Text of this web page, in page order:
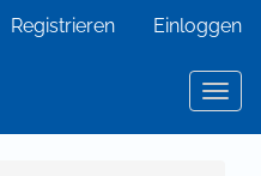
Registrieren Einloggen